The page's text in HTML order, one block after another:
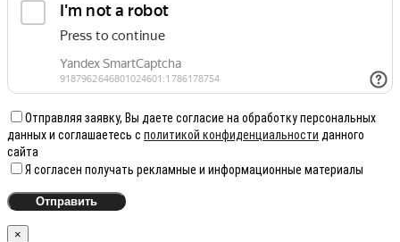
Отправляя заявку, Вы даете согласие на обработку персональных
данных и соглашаетесь с политикой конфиденциальности данного
сайта
Я согласен получать рекламные и информационные материалы
×